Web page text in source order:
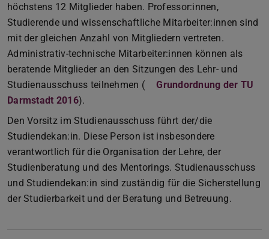
höchstens 12 Mitglieder haben. Professor:innen,
Studierende und wissenschaftliche Mitarbeiter:innen sind
mit der gleichen Anzahl von Mitgliedern vertreten.
Administrativ-technische Mitarbeiter:innen können als
beratende Mitglieder an den Sitzungen des Lehr- und
Studienausschuss teilnehmen (
Grundordnung der TU
Darmstadt 2016(PDF-Datei)
(wird in neuem Tab geöffnet)
).
Den Vorsitz im Studienausschuss führt der/die
Studiendekan:in. Diese Person ist insbesondere
verantwortlich für die Organisation der Lehre, der
Studienberatung und des Mentorings. Studienausschuss
und Studiendekan:in sind zuständig für die Sicherstellung
der Studierbarkeit und der Beratung und Betreuung.